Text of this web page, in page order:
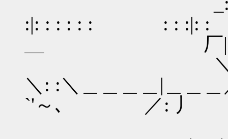
:|: : : : : : : : :|: :
＿ 厂|
＼: : :
＼: :＼＿＿＿＿|
`'～､ ／: 丿